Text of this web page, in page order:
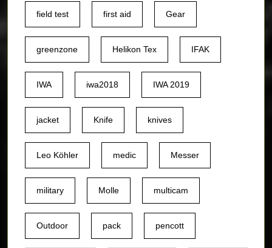
field test first aid Gear
greenzone Helikon Tex IFAK
IWA iwa2018 IWA 2019
jacket Knife knives
Leo Köhler medic Messer
military Molle multicam
Outdoor pack pencott